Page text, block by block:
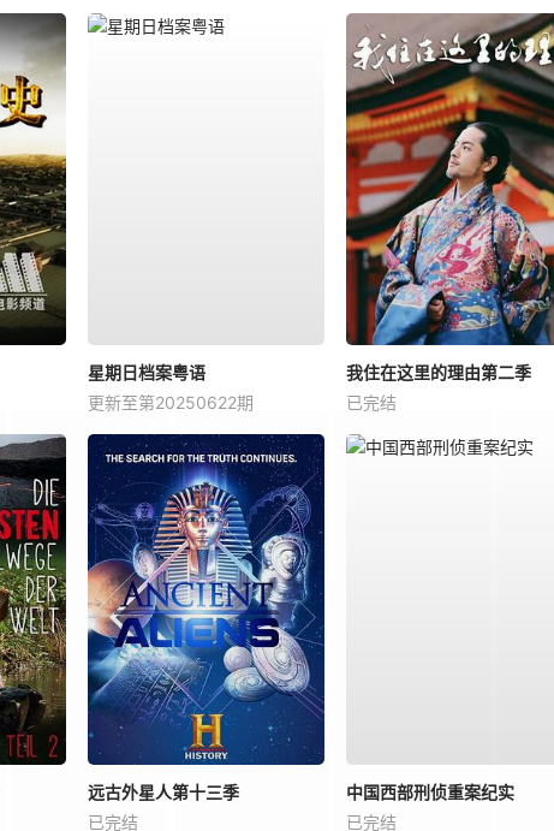
星期日档案粤语
更新至第20250622期
我住在这里的理由第二季
已完结
远古外星人第十三季
已完结
中国西部刑侦重案纪实
已完结